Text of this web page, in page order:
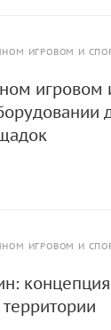
ИГРОВОМ И
игровом
ИГРОВОМ И